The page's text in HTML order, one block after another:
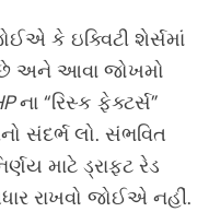
કે ઇક્વિટી શેર્સમાં
છે અને આવા જોખમો
ના “રિસ્ક ફેક્ટર્સ”
સંદર્ભ લો. સંભવિત
માટે ડ્રાફ્ટ રેડ
રાખવો જોઈએ નહીં.